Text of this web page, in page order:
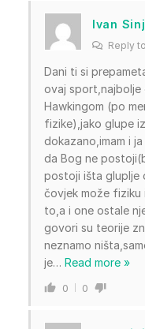
Ivan Sinj
Reply to
Dani ti si
ovaj sport,najbolje
Hawkingom (po
fizike),jako glupe
dokazano,imam i
da Bog ne
postoji išta gluplje
čovjek može fiziku
to,a i one ostale
govori su teorije
neznamo
je… Read more »
0 0